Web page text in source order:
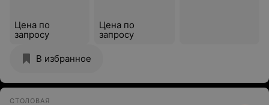
Цена по
запросу
Цена по
запросу
В избранное
СТОЛОВАЯ